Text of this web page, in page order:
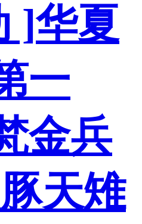
]华夏
一
金兵
天雉